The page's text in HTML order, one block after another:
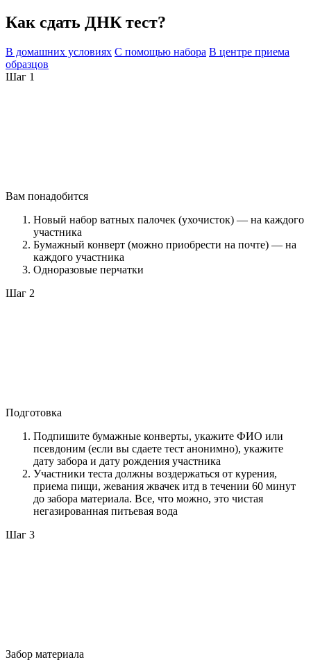
Как сдать ДНК тест?
В домашних условиях С помощью набора В центре приема
образцов
Шаг 1
Вам понадобится
Новый набор ватных палочек (ухочисток) — на каждого
участника
Бумажный конверт (можно приобрести на почте) — на
каждого участника
Одноразовые перчатки
Шаг 2
Подготовка
Подпишите бумажные конверты, укажите ФИО или
псевдоним (если вы сдаете тест анонимно), укажите
дату забора и дату рождения участника
Участники теста должны воздержаться от курения,
приема пищи, жевания жвачек итд в течении 60 минут
до забора материала. Все, что можно, это чистая
негазированная питьевая вода
Шаг 3
Забор материала